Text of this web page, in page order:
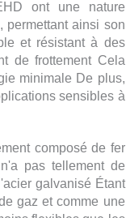
ont une nature
permettant ainsi son
et résistant à des
de frottement Cela
minimale De plus,
sensibles à
composé de fer
pas tellement de
galvanisé Étant
gaz et comme une